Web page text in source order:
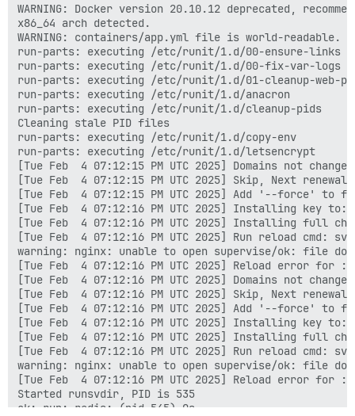
WARNING: Docker version 20.10.12 deprecated,
x86_64 arch detected.
WARNING: containers/app.yml file is world-
run-parts: executing /etc/runit/1.d/00-ensure-links
run-parts: executing /etc/runit/1.d/00-fix-var-logs
run-parts: executing /etc/runit/1.d/01-cleanup-web-
run-parts: executing /etc/runit/1.d/anacron
run-parts: executing /etc/runit/1.d/cleanup-pids
Cleaning stale PID files
run-parts: executing /etc/runit/1.d/copy-env
run-parts: executing /etc/runit/1.d/letsencrypt
[Tue Feb  4 07:12:15 PM UTC 2025] Domains not
[Tue Feb  4 07:12:15 PM UTC 2025] Skip, Next
[Tue Feb  4 07:12:15 PM UTC 2025] Add '--force' to
[Tue Feb  4 07:12:16 PM UTC 2025] Installing key
[Tue Feb  4 07:12:16 PM UTC 2025] Installing full
[Tue Feb  4 07:12:16 PM UTC 2025] Run reload cmd:
warning: nginx: unable to open supervise/ok: file
[Tue Feb  4 07:12:16 PM UTC 2025] Reload error for :
[Tue Feb  4 07:12:16 PM UTC 2025] Domains not
[Tue Feb  4 07:12:16 PM UTC 2025] Skip, Next
[Tue Feb  4 07:12:16 PM UTC 2025] Add '--force' to
[Tue Feb  4 07:12:16 PM UTC 2025] Installing key
[Tue Feb  4 07:12:16 PM UTC 2025] Installing full
[Tue Feb  4 07:12:16 PM UTC 2025] Run reload cmd:
warning: nginx: unable to open supervise/ok: file
[Tue Feb  4 07:12:16 PM UTC 2025] Reload error for :
Started runsvdir, PID is 535
ok: run: redis: (pid 545) 0s